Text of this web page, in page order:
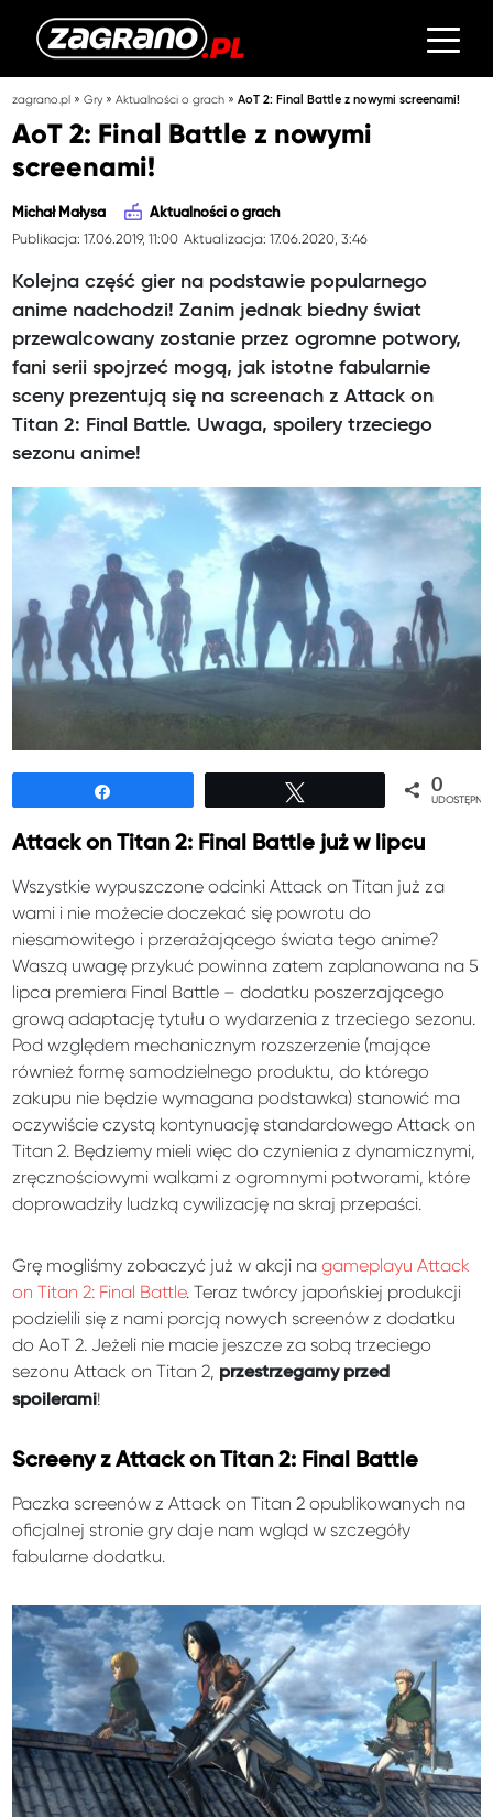
zagrano.pl »Gry»Aktualności o grach »AoT 2: Final Battle z nowymi screenami!
AoT 2: Final Battle z nowymi
screenami!
Michał Małysa Aktualności o grach
Publikacja: 17.06.2019, 11:00 Aktualizacja: 17.06.2020, 3:46
Kolejna część gier na podstawie popularnego
anime nadchodzi! Zanim jednak biedny świat
przewalcowany zostanie przez ogromne potwory,
fani serii spojrzeć mogą, jak istotne fabularnie
sceny prezentują się na screenach z Attack on
Titan 2: Final Battle. Uwaga, spoilery trzeciego
sezonu anime!
0
Attack on Titan 2: Final Battle już w lipcu
Wszystkie wypuszczone odcinki Attack on Titan już za
wami i nie możecie doczekać się powrotu do
niesamowitego i przerażającego świata tego anime?
Waszą uwagę przykuć powinna zatem zaplanowana na 5
lipca premiera Final Battle – dodatku poszerzającego
grową adaptację tytułu o wydarzenia z trzeciego sezonu.
Pod względem mechanicznym rozszerzenie (mające
również formę samodzielnego produktu, do którego
zakupu nie będzie wymagana podstawka) stanowić ma
oczywiście czystą kontynuację standardowego Attack on
Titan 2. Będziemy mieli więc do czynienia z dynamicznymi,
zręcznościowymi walkami z ogromnymi potworami, które
doprowadziły ludzką cywilizację na skraj przepaści.
Grę mogliśmy zobaczyć już w akcji nagameplayu Attack
on Titan 2: Final Battle. Teraz twórcy japońskiej produkcji
podzielili się z nami porcją nowych screenów z dodatku
do AoT 2. Jeżeli nie macie jeszcze za sobą trzeciego
sezonu Attack on Titan 2, przestrzegamy przed
spoilerami!
Screeny z Attack on Titan 2: Final Battle
Paczka screenów z Attack on Titan 2 opublikowanych na
oficjalnej stronie gry daje nam wgląd w szczegóły
fabularne dodatku.